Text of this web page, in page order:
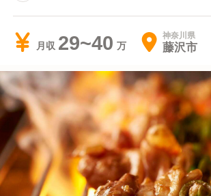
月収 29~40 神奈川県
藤沢市